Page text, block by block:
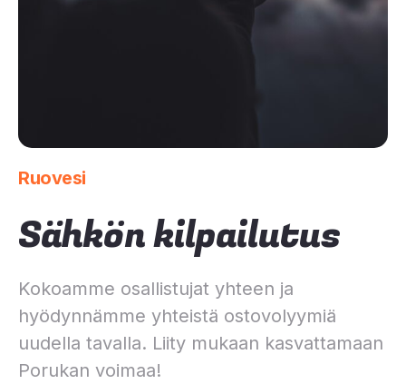
Ruovesi
Sähkön kilpailutus
Kokoamme osallistujat yhteen ja
hyödynnämme yhteistä ostovolyymiä
uudella tavalla. Liity mukaan kasvattamaan
Porukan voimaa!